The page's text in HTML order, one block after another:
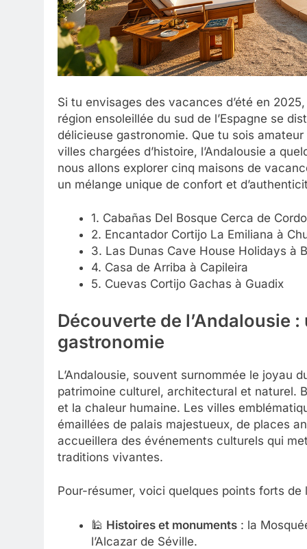
Si tu envisages des vacances d’été en
région ensoleillée du sud de l’Espagne se
délicieuse gastronomie. Que tu sois
villes chargées d’histoire, l’Andalousie a
nous allons explorer cinq maisons de
un mélange unique de confort et
1. Cabañas Del Bosque Cerca de
2. Encantador Cortijo La Emiliana à
3. Las Dunas Cave House Holidays à
4. Casa de Arriba à Capileira
5. Cuevas Cortijo Gachas à Guadix
Découverte de l’Andalousie
gastronomie
L’Andalousie, souvent surnommée le joyau
patrimoine culturel, architectural et naturel.
et la chaleur humaine. Les villes
émaillées de palais majestueux, de places
accueillera des événements culturels qui
traditions vivantes.
Pour-résumer, voici quelques points forts de
🕌 Histoires et monuments: la
l’Alcazar de Séville.